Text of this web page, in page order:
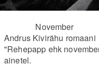
November
Andrus Kivirähu romaani
"Rehepapp ehk
ainetel.